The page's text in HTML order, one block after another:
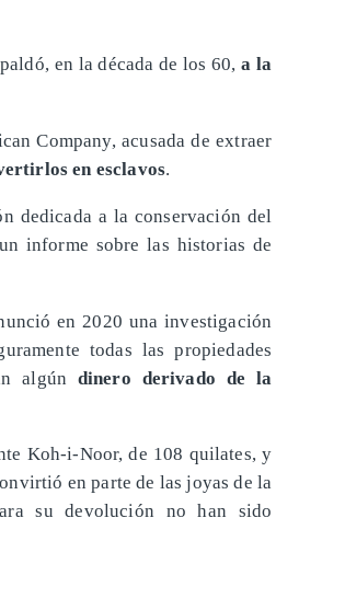
en la década de los 60,a la
Company, acusada de extraer
en esclavos.
dedicada a la conservación del
informe sobre las historias de
en 2020 una investigación
todas las propiedades
algún dinero derivado de la
Koh-i-Noor, de 108 quilates, y
en parte de las joyas de la
su devolución no han sido